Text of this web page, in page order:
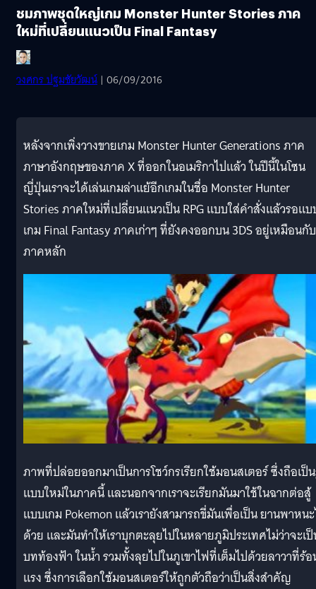
ชมภาพชุดใหญ่เกม Monster Hunter Stories ภาค
ใหม่ที่เปลี่ยนแนวเป็น Final Fantasy
วงศกร ปฐมชัยวัฒน์ | 06/09/2016
หลังจากเพิ่งวางขายเกม Monster Hunter Generations ภาค
ภาษาอังกฤษของภาค X ที่ออกในอเมริกาไปแล้ว ในปีนี้ในโซน
ญี่ปุ่นเราจะได้เล่นเกมล่าแย้อีกเกมในชื่อ Monster Hunter
Stories ภาคใหม่ที่เปลี่ยนแนวเป็น RPG แบบใส่คำสั่งแล้วรอแ
เกม Final Fantasy ภาคเก่าๆ ที่ยังคงออกบน 3DS อยู่เหมือนกับ
ภาคหลัก
ภาพที่ปล่อยออกมาเป็นการโชว์กรเรียกใช้มอนสเตอร์ ซึ่งถือเป็
แบบใหม่ในภาคนี้ และนอกจากเราจะเรียกมันมาใช้ในฉากต่อสู้
แบบเกม Pokemon แล้วเรายังสามารถขี่มันเพื่อเป็น ยานพาหน
ด้วย และมันทำให้เราบุกตะลุยไปในหลายภูมิประเทศไม่ว่าจะเ
บทท้องฟ้า ในน้ำ รวมทั้งลุยไปในภูเขาไฟที่เต็มไปด้วยลาวาที่ร้
แรง ซึ่งการเลือกใช้มอนสเตอร์ให้ถูกตัวถือว่าเป็นสิ่งสำคัญ